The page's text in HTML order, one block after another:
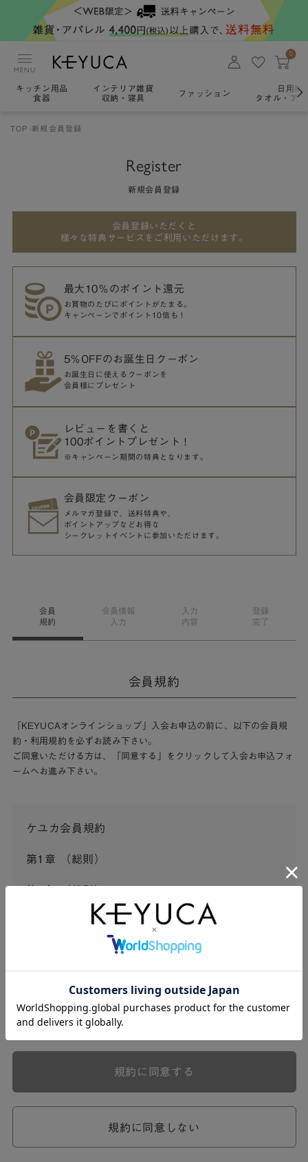
MENU
0
キッチン用品
食器
インテリア雑貨
収納・寝具
ファッション
日用雑
タオル・ア
TOP 新規会員登録
Register
新規会員登録
会員登録いただくと
様々な特典サービスをご利用いただけます。
最大10％のポイント還元
お買物のたびにポイントがたまる。
キャンペーンでポイント10倍も！
5％OFFのお誕生日クーポン
お誕生日に使えるクーポンを
会員様にプレゼント
レビューを書くと
100ポイントプレゼント！
※キャンペーン期間の特典となります。
会員限定クーポン
メルマガ登録で、送料特典や、
ポイントアップなどお得な
シークレットイベントに参加いただけます。
会員
規約
会員情報
入力
入力
内容
登録
完了
会員規約
「KEYUCAオンラインショップ」入会お申込の前に、以下の会員規
約・利用規約を必ずお読み下さい。
ご同意いただける方は、「同意する」をクリックして入会お申込フォ
ームへお進み下さい。
ケユカ会員規約
第1章 （総則）
この会員規約（以下「本規約」といいます。）は、河淳株
式会社ケユカ事業部（以下「弊社」といいます。）が提供
する一連のサービスに関し、弊社が次条の定めに従い入会
本規約は、会員と弊社との間のサービスの利用に関わる一
切の関係に適用されるものとします。
弊社が一連のサービスを提供するにあたり、本規約のほ
ら個別規定はその名称のいかんに関わらず、本規約の一部
めが優先されるものとします。
規約に同意しない
規約に同意する